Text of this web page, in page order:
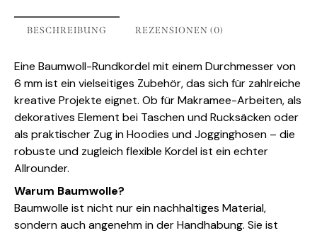
BESCHREIBUNG REZENSIONEN (0)
Eine Baumwoll-Rundkordel mit einem Durchmesser von
6 mm ist ein vielseitiges Zubehör, das sich für zahlreiche
kreative Projekte eignet. Ob für Makramee-Arbeiten, als
dekoratives Element bei Taschen und Rucksäcken oder
als praktischer Zug in Hoodies und Jogginghosen – die
robuste und zugleich flexible Kordel ist ein echter
Allrounder.
Warum Baumwolle?
Baumwolle ist nicht nur ein nachhaltiges Material,
sondern auch angenehm in der Handhabung. Sie ist